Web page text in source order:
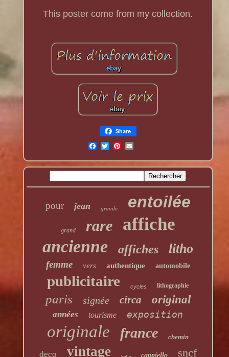
This poster come from my collection.
Share
pour jean grande entoilée
grand rare affiche
ancienne affiches litho
femme vers authentique automobile
publicitaire cycles lithographie
paris signée circa original
années tourisme exposition
originale france chemin
deco vintage cappiello sncf